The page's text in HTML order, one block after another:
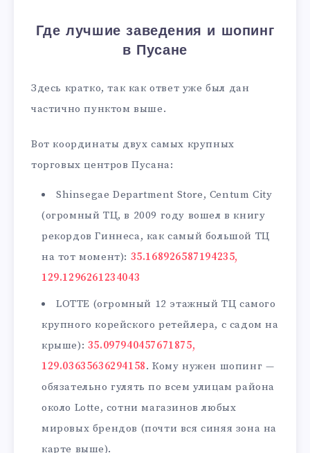
Где лучшие заведения и шопинг
в Пусане
Здесь кратко, так как ответ уже был дан
частично пунктом выше.
Вот координаты двух самых крупных
торговых центров Пусана:
Shinsegae Department Store, Centum City
(огромный ТЦ, в 2009 году вошел в книгу
рекордов Гиннеса, как самый большой ТЦ
на тот момент): 35.168926587194235,
129.1296261234043
LOTTE (огромный 12 этажный ТЦ самого
крупного корейского ретейлера, с садом на
крыше): 35.097940457671875,
129.03635636294158. Кому нужен шопинг —
обязательно гулять по всем улицам района
около Lotte, сотни магазинов любых
мировых брендов (почти вся синяя зона на
карте выше).